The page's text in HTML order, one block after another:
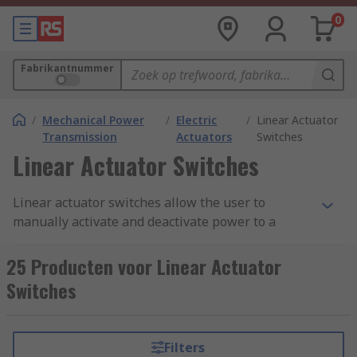
0
Fabrikantnummer
/ Mechanical Power
Transmission
/ Electric
Actuators
/ Linear Actuator
Switches
Linear Actuator Switches
Linear actuator switches allow the user to
manually activate and deactivate power to a
pressure. Linear actuator switches are available
in a wide range of mounting styles and types to
suit your application, providing a simple yet
25 Producten voor Linear Actuator
Switches
Filters